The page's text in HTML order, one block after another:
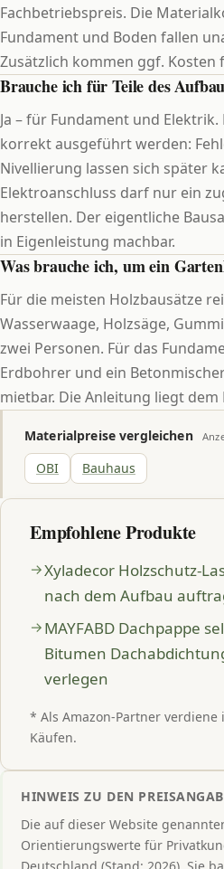
Fachbetriebspreis. Die
Fundament und Boden fallen
Zusätzlich kommen ggf.
Brauche ich für Teile des
Ja – für Fundament und
korrekt ausgeführt werden:
Nivellierung lassen sich später
Elektroanschluss darf nur ein
herstellen. Der eigentliche
in Eigenleistung machbar.
Was brauche ich, um ein
Für die meisten Holzbausätze
Wasserwaage, Holzsäge,
zwei Personen. Für das
Erdbohrer und ein
mietbar. Die Anleitung liegt dem
Materialpreise vergleichen
OBI Bauhaus
Empfohlene Produkte
Xyladecor Holzschutz-
nach dem Aufbau
MAYFABD Dachpappe
Bitumen
verlegen
* Als Amazon-Partner
Käufen.
HINWEIS ZU DEN
Die auf dieser Website
Orientierungswerte für
Deutschland (Stand: 2026). Sie